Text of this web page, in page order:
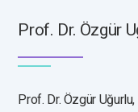
Prof. Dr. Özgür
Prof. Dr. Özgür